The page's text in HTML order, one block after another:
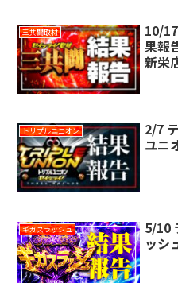
三共闘取材
10/
果報
新栄
トリプルユニオン
2/7
ユニ
ギガスラッシュ
5/10
ッシ